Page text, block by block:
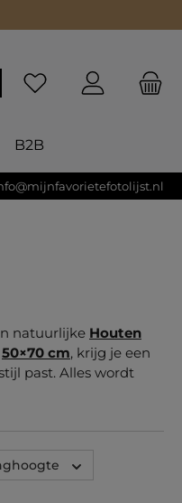
Je hebt 0 items op
B2B
natuurlijke Houten
50×70 cm, krijg je een
past. Alles wordt